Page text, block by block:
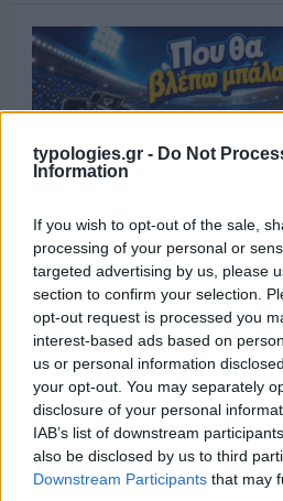
typologies.gr - Do Not
Information
If you wish to opt-out of the sale,
processing of your personal or
targeted advertising by us, please
section to confirm your selection.
opt-out request is processed you
interest-based ads based on
us or personal information
your opt-out. You may separately
disclosure of your personal
IAB’s list of downstream
also be disclosed by us to third
Downstream Participants that may